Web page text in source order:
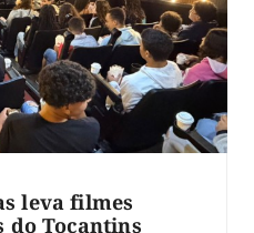
leva filmes
do Tocantins